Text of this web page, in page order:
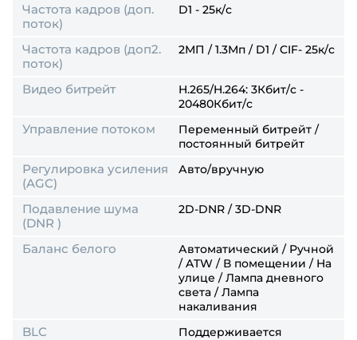
Частота кадров (доп.
поток)
D1 - 25к/с
Частота кадров (доп2.
поток)
2МП / 1.3Мп / D1 / CIF- 25к/с
Видео битрейт
H.265/H.264: 3Кбит/с -
20480Кбит/с
Управление потоком
Переменный битрейт /
постоянный битрейт
Регулировка усиления
(AGC)
Авто/вручную
Подавление шума
(DNR )
2D-DNR / 3D-DNR
Баланс белого
Автоматический / Ручной
/ ATW / В помещении / На
улице / Лампа дневного
света / Лампа
накаливания
BLC Поддерживается